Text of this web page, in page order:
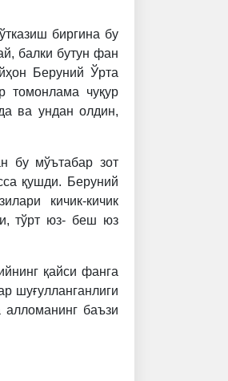
биргина бу
балки бутун фан
Беруний Ўрта
чуқур
ва ундан олдин,
бу мўътабар зот
қушди. Беруний
кичик-кичик
тўрт юз- беш юз
қайси фанга
шуғулланганлиги
алломанинг баъзи